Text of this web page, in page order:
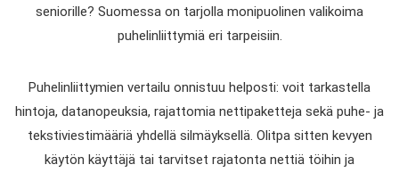
seniorille? Suomessa on tarjolla monipuolinen valikoima
puhelinliittymiä eri tarpeisiin.
Puhelinliittymien vertailu onnistuu helposti: voit tarkastella
hintoja, datanopeuksia, rajattomia nettipaketteja sekä puhe- ja
tekstiviestimääriä yhdellä silmäyksellä. Olitpa sitten kevyen
käytön käyttäjä tai tarvitset rajatonta nettiä töihin ja